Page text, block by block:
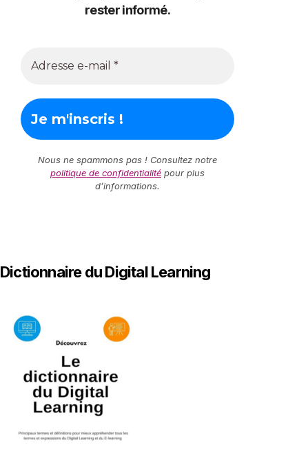
rester informé.
Nous ne spammons pas ! Consultez notre
politique de confidentialité pour plus
d’informations.
Dictionnaire du Digital Learning